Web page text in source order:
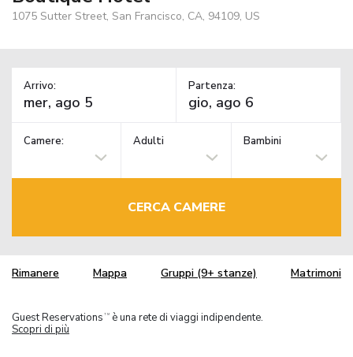
1075 Sutter Street, San Francisco, CA, 94109, US
Arrivo: Partenza:
Camere: Adulti Bambini
CERCA CAMERE
Rimanere Mappa Gruppi (9+ stanze) Matrimoni
Guest Reservations TM
è una rete di viaggi indipendente.
Scopri di più